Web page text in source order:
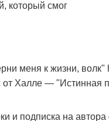
который смог
меня к жизни, волк"
от Халле — "Истинная
и подписка на